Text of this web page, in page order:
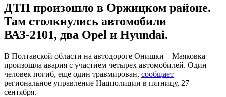
ДТП произошло в Оржицком районе.
Там столкнулись автомобили
ВАЗ-2101, два Opel и Hyundai.
В Полтавской области на автодороге Онишки – Маяковка
произошла авария с участием четырех автомобилей. Один
человек погиб, еще один травмирован, сообщает
региональное управление Нацполиции в пятницу, 27
сентября.